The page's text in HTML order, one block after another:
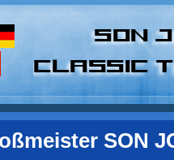
SON